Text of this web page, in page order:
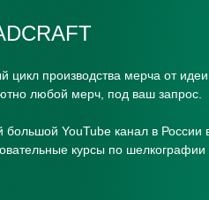
цикл производства мерча от
любой мерч, под ваш запрос.
YouTube канал в России
курсы по шелкографии